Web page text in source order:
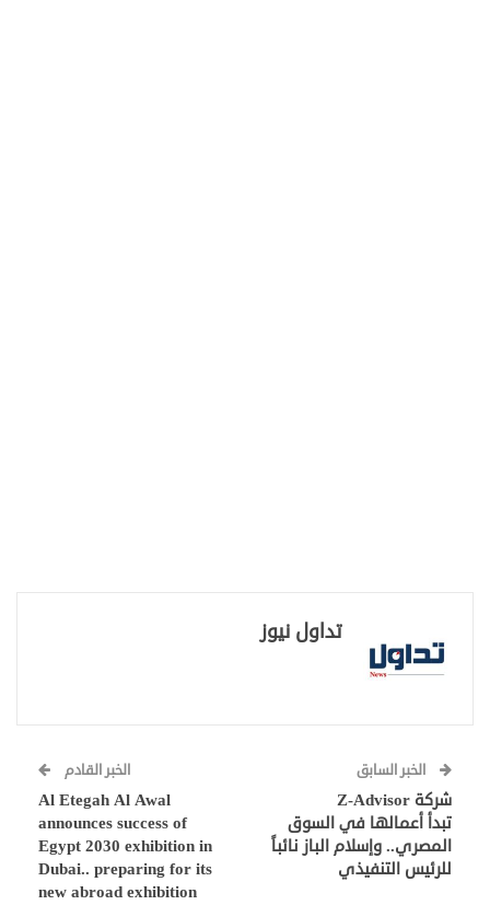
تداول نيوز
الخبر السابق
شركة Z-Advisor
تبدأ أعمالها في السوق
المصري.. وإسلام الباز نائباً
للرئيس التنفيذي
الخبر القادم
Al Etegah Al Awal
announces success of
Egypt 2030 exhibition in
Dubai.. preparing for its
new abroad exhibition